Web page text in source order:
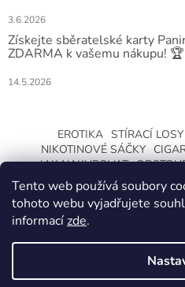
Tento web používá soubory
tohoto webu vyjadřujete
informacízde.
3.6.2026
Získejte sběratelské karty
ZDARMA k vašemu nákupu! 🏆
14.5.2026
EROTIKA STÍRACÍ LOSY
NIKOTINOVÉ SÁČKY
JAK NAKUPOVAT